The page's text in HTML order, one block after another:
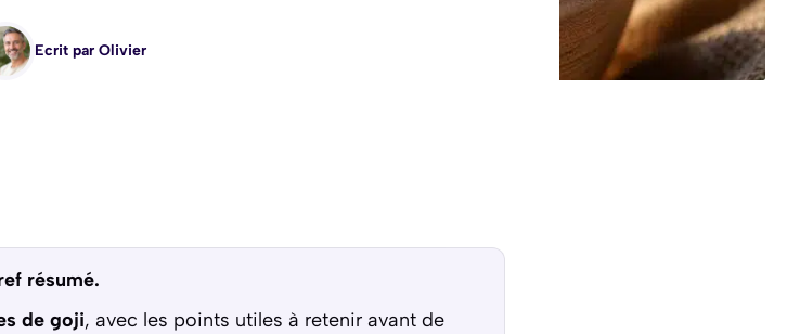
Ecrit par Olivier
résumé.
de goji, avec les points utiles à retenir avant de